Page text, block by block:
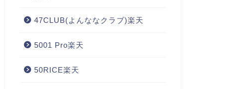
47CLUB(よんななクラブ)楽天
5001 Pro楽天
50RICE楽天